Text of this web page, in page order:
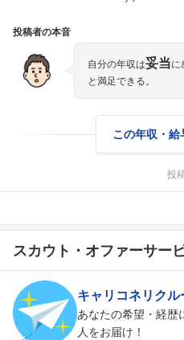
こちらの企業もフ
投稿者の本音
自分の年収は妥当に
と満足できる。
この年収・給
投
スカウト・オファーサー
キャリコネリク
あなたの希望・経歴
人をお届け！